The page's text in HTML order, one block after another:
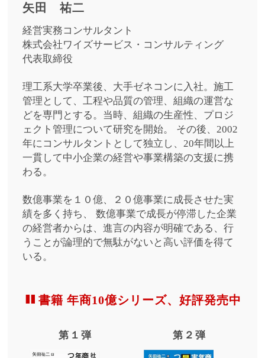
矢田 祐二
経営実務コンサルタント
株式会社ワイズサービス・コンサルティング
代表取締役
理工系大学卒業後、大手ゼネコンに入社。施工
管理として、工程や品質の管理、組織の運営な
どを専門とする。当時、組織の生産性、プロジ
ェクト管理について研究を開始。
その後、2002
年にコンサルタントとして独立し、20年間以上
一貫して中小企業の経営や事業構築の支援に携
わる。
数億事業を１０億、２０億事業に成長させた実
績を多く持ち、
数億事業で成長が停滞した企業
の経営者からは、進言の内容が明確である、行
うことが論理的で無駄がないと高い評価を得て
いる。
書籍 年商10億シリーズ、好評発売中
第１弾 第２弾